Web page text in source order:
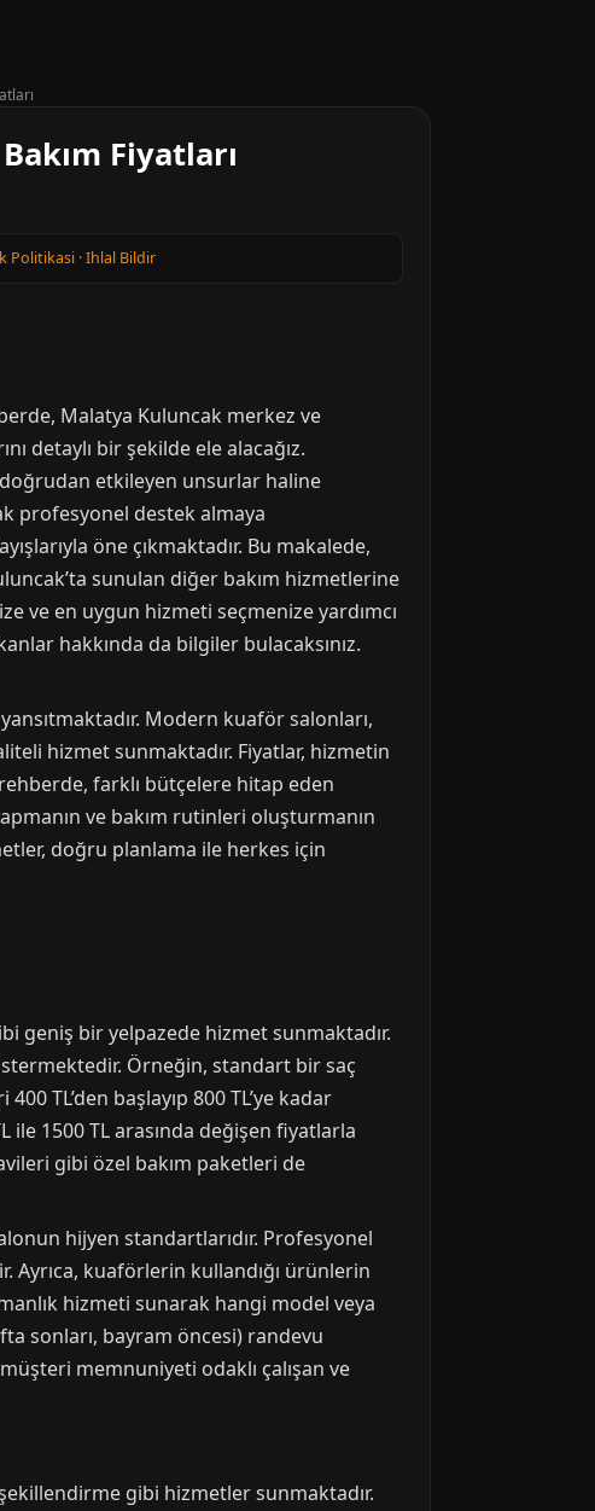
Fiyatları
Politikasi ·Ihlal Bildir
Malatya Kuluncak merkez ve
detaylı bir şekilde ele alacağız.
doğrudan etkileyen unsurlar haline
profesyonel destek almaya
öne çıkmaktadır. Bu makalede,
sunulan diğer bakım hizmetlerine
ve en uygun hizmeti seçmenize yardımcı
hakkında da bilgiler bulacaksınız.
Modern kuaför salonları,
hizmet sunmaktadır. Fiyatlar, hizmetin
farklı bütçelere hitap eden
ve bakım rutinleri oluşturmanın
doğru planlama ile herkes için
geniş bir yelpazede hizmet sunmaktadır.
Örneğin, standart bir saç
TL’den başlayıp 800 TL’ye kadar
ile 1500 TL arasında değişen fiyatlarla
gibi özel bakım paketleri de
hijyen standartlarıdır. Profesyonel
Ayrıca, kuaförlerin kullandığı ürünlerin
hizmeti sunarak hangi model veya
sonları, bayram öncesi) randevu
memnuniyeti odaklı çalışan ve
gibi hizmetler sunmaktadır.